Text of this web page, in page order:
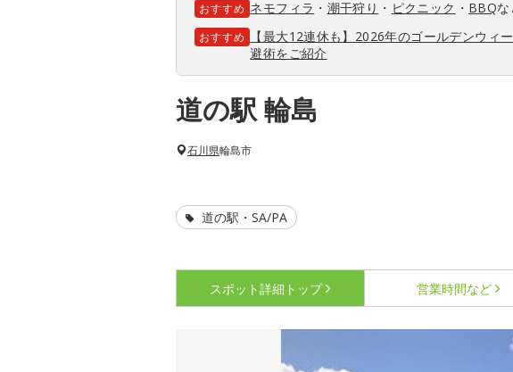
おすすめ ネモフィラ ・ 潮干狩り ・ ピクニック ・ BBQ
おすすめ
【最大12連休も】2026年のゴールデンウィ
避術をご紹介
道の駅 輪島
石川県輪島市
道の駅・SA/PA
スポット詳細 トップ 営業時間など